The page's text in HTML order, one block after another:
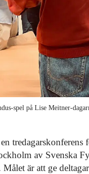
spel på Lise Meitner-
av Svenska
är att ge